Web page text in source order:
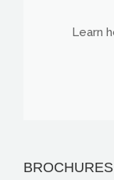
Learn
BROCHURES